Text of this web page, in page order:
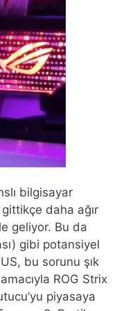
bilgisayar
daha ağır
geliyor. Bu da
gibi potansiyel
bu sorunu şık
ROG Strix
piyasaya